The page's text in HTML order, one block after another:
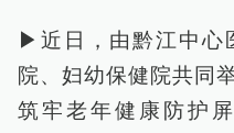
▶近日，由黔江中心
院、妇幼保健院共同
筑牢老年健康防护